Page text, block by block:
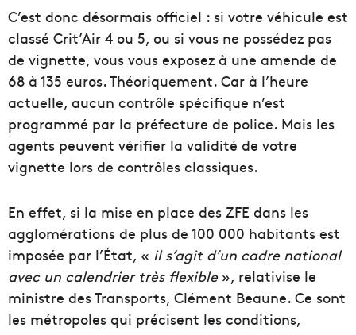
C’est donc désormais officiel : si votre véhicule est
classé Crit’Air 4 ou 5, ou si vous ne possédez pas
de vignette, vous vous exposez à une amende de
68 à 135 euros. Théoriquement. Car à l’heure
actuelle, aucun contrôle spécifique n’est
programmé par la préfecture de police. Mais les
agents peuvent vérifier la validité de votre
vignette lors de contrôles classiques.
En effet, si la mise en place des ZFE dans les
agglomérations de plus de 100 000 habitants est
imposée par l’État, « il s’agit d’un cadre national
avec un calendrier très flexible», relativise le
ministre des Transports, Clément Beaune. Ce sont
les métropoles qui précisent les conditions,